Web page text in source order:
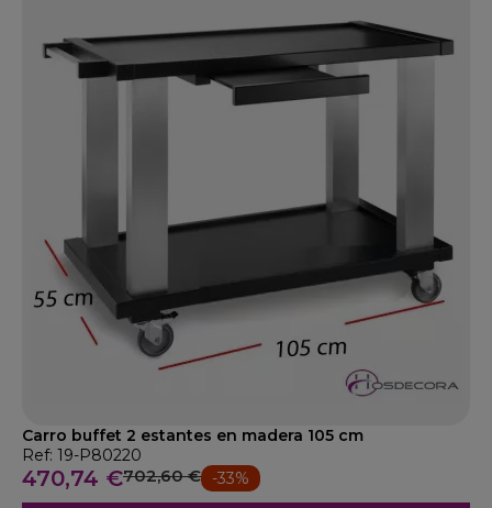
Carro buffet 2 estantes en madera 105 cm
Ref: 19-P80220
470,74 €702,60 € -33%